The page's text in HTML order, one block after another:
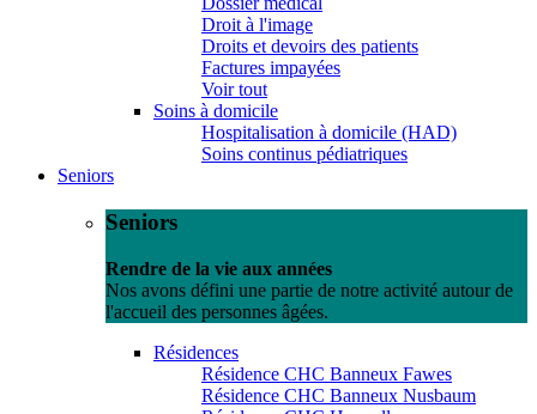
Droit à l'image
Droits et devoirs des patients
Factures impayées
Voir tout
Soins à domicile
Hospitalisation à domicile (HAD)
Soins continus pédiatriques
Seniors
Seniors
Rendre de la vie aux années
Nos avons défini une partie de notre activité autour de
l'accueil des personnes âgées.
Résidences
Résidence CHC Banneux Fawes
Résidence CHC Banneux Nusbaum